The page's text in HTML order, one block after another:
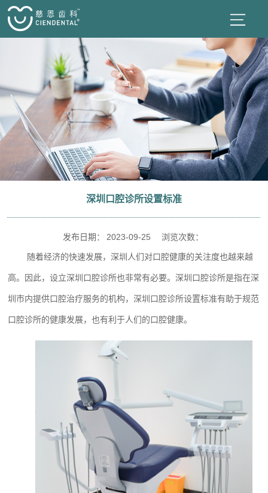
深圳口腔诊所设置标准
发布日期： 2023-09-25 浏览次数：
随着经济的快速发展，深圳人们对口腔健康的关注度也越来越
高。因此，设立深圳口腔诊所也非常有必要。深圳口腔诊所是指在深
圳市内提供口腔治疗服务的机构，深圳口腔诊所设置标准有助于规范
口腔诊所的健康发展，也有利于人们的口腔健康。